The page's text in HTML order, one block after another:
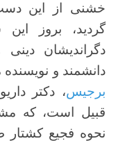
خشنی از این
گردید، بروز
دگراندیشان
دانشمند و
برجیس، دکتر
قبیل است، که
نحوه فجیع